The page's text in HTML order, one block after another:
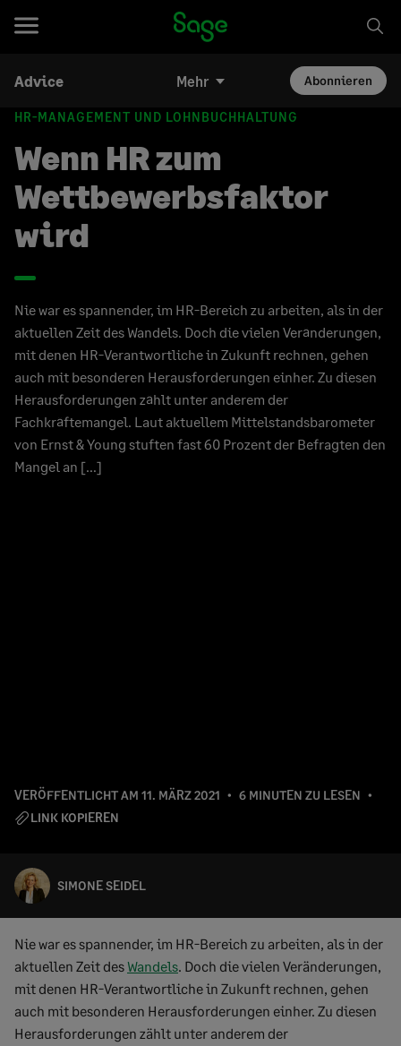
Advice Mehr Abonnieren
HR-MANAGEMENT UND LOHNBUCHHALTUNG
Wenn HR zum
Wettbewerbsfaktor
wird
Nie war es spannender, im HR-Bereich zu arbeiten, als in der
aktuellen Zeit des Wandels. Doch die vielen Veränderungen,
mit denen HR-Verantwortliche in Zukunft rechnen, gehen
auch mit besonderen Herausforderungen einher. Zu diesen
Herausforderungen zählt unter anderem der
Fachkräftemangel. Laut aktuellem Mittelstandsbarometer
von Ernst & Young stuften fast 60 Prozent der Befragten den
Mangel an […]
VERÖFFENTLICHT AM 11. MÄRZ 2021
6 MINUTEN ZU LESEN
LINK KOPIEREN
SIMONE SEIDEL
Nie war es spannender, im HR-Bereich zu arbeiten, als in der
aktuellen Zeit desWandels. Doch die vielen Veränderungen,
mit denen HR-Verantwortliche in Zukunft rechnen, gehen
auch mit besonderen Herausforderungen einher. Zu diesen
Herausforderungen zählt unter anderem der